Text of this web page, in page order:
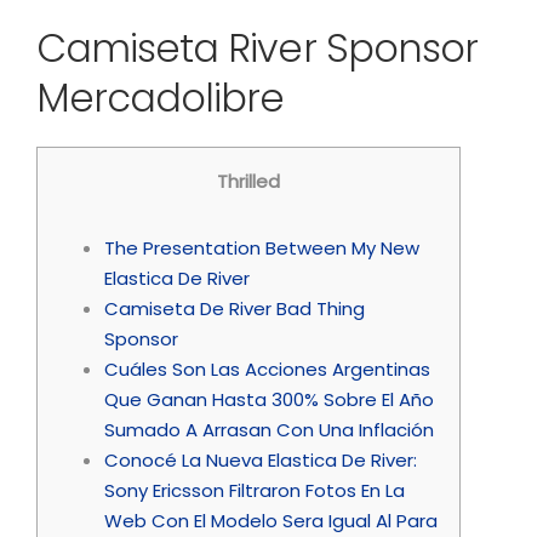
Camiseta River Sponsor
Mercadolibre
Thrilled
The Presentation Between My New
Elastica De River
Camiseta De River Bad Thing
Sponsor
Cuáles Son Las Acciones Argentinas
Que Ganan Hasta 300% Sobre El Año
Sumado A Arrasan Con Una Inflación
Conocé La Nueva Elastica De River:
Sony Ericsson Filtraron Fotos En La
Web Con El Modelo Sera Igual Al Para